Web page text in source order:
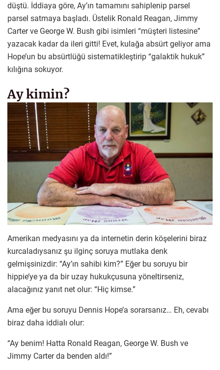
düştü. İddiaya göre, Ay’ın tamamını sahiplenip parsel
parsel satmaya başladı. Üstelik Ronald Reagan, Jimmy
Carter ve George W. Bush gibi isimleri “müşteri listesine”
yazacak kadar da ileri gitti! Evet, kulağa absürt geliyor ama
Hope’un bu absürtlüğü sistematikleştirip “galaktik hukuk”
kılığına sokuyor.
Ay kimin?
Amerikan medyasını ya da internetin derin köşelerini biraz
kurcaladıysanız şu ilginç soruya mutlaka denk
gelmişsinizdir: “Ay’ın sahibi kim?” Eğer bu soruyu bir
hippie’ye ya da bir uzay hukukçusuna yöneltirseniz,
alacağınız yanıt net olur: “Hiç kimse.”
Ama eğer bu soruyu Dennis Hope’a sorarsanız… Eh, cevabı
biraz daha iddialı olur:
“Ay benim! Hatta Ronald Reagan, George W. Bush ve
Jimmy Carter da benden aldı!”